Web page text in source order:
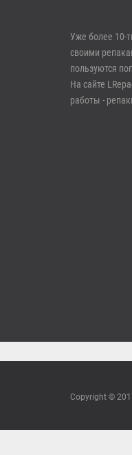
Войти
Забыли пароль?
Уже более 10-
своими
пользуются
На сайте
работы -
Copyright ©